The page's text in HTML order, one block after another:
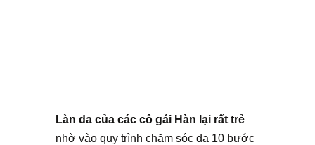
Làn da của các cô gái Hàn lại rất trẻ
nhờ vào quy trình chăm sóc da 10 bước